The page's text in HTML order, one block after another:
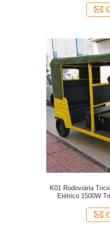
K01 Rodoviária
Elétrico 1500W